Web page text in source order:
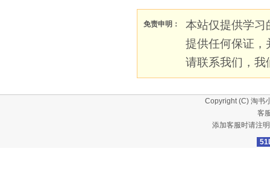
免责申明：
本站仅提供学习
提供任何保证，
请联系我们，我
Copyright (C) 淘书
客
添加客服时请注